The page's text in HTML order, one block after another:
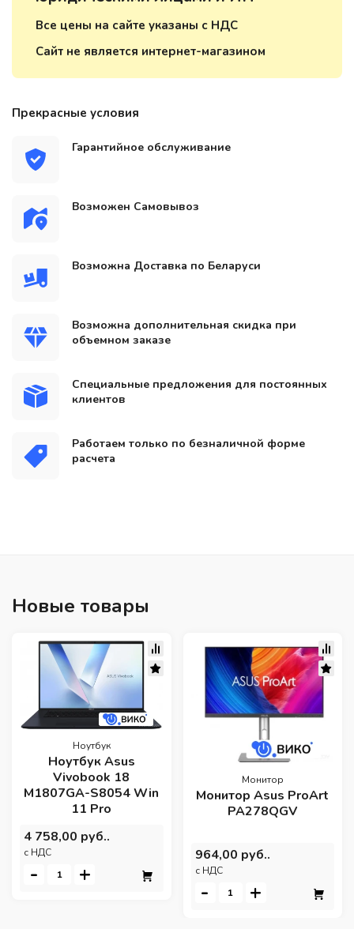
Все цены на сайте указаны с НДС
Сайт не является интернет-магазином
Прекрасные условия
Гарантийное обслуживание
Возможен Самовывоз
Возможна Доставка по Беларуси
Возможна дополнительная скидка при
объемном заказе
Специальные предложения для постоянных
клиентов
Работаем только по безналичной форме
расчета
Новые товары
Ноутбук
Ноутбук Asus
Vivobook 18
M1807GA-S8054 Win
11 Pro
4 758,00 руб..
c НДС
- +
Монитор
Монитор Asus ProArt
PA278QGV
964,00 руб..
c НДС
- +